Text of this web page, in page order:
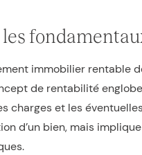
immobilier rentable
de rentabilité
charges et les
d’un bien, mais